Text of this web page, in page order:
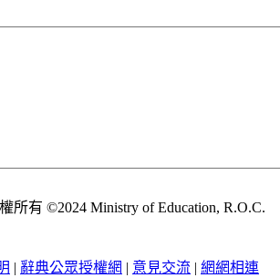
所有 ©2024 Ministry of Education, R.O.C.
| 辭典公眾授權網 | 意見交流 | 網網相連